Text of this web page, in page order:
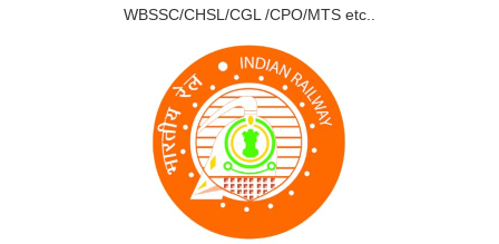
WBSSC/CHSL/CGL /CPO/MTS etc..